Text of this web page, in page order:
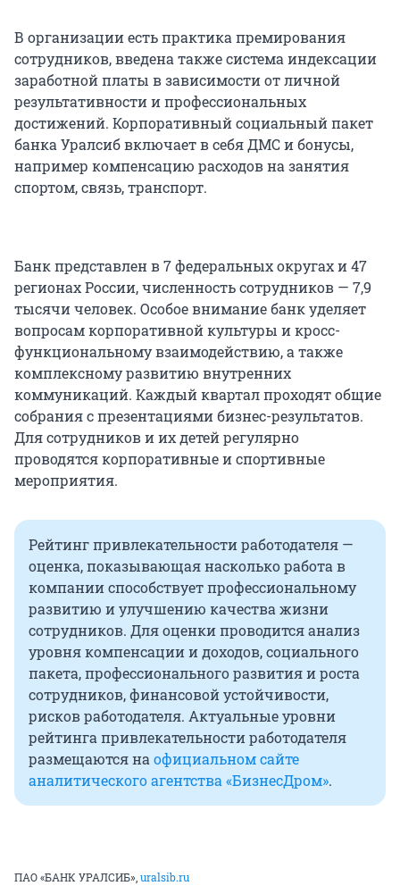
В организации есть практика премирования
сотрудников, введена также система индексации
заработной платы в зависимости от личной
результативности и профессиональных
достижений. Корпоративный социальный пакет
банка Уралсиб включает в себя ДМС и бонусы,
например компенсацию расходов на занятия
спортом, связь, транспорт.
Банк представлен в 7 федеральных округах и 47
регионах России, численность сотрудников — 7,9
тысячи человек. Особое внимание банк уделяет
вопросам корпоративной культуры и кросс-
функциональному взаимодействию, а также
комплексному развитию внутренних
коммуникаций. Каждый квартал проходят общие
собрания с презентациями бизнес-результатов.
Для сотрудников и их детей регулярно
проводятся корпоративные и спортивные
мероприятия.
Рейтинг привлекательности работодателя —
оценка, показывающая насколько работа в
компании способствует профессиональному
развитию и улучшению качества жизни
сотрудников. Для оценки проводится анализ
уровня компенсации и доходов, социального
пакета, профессионального развития и роста
сотрудников, финансовой устойчивости,
рисков работодателя. Актуальные уровни
рейтинга привлекательности работодателя
размещаются наофициальном сайте
аналитического агентства «БизнесДром».
ПАО «БАНК УРАЛСИБ»,uralsib.ru